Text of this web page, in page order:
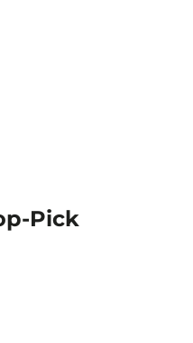
Pick